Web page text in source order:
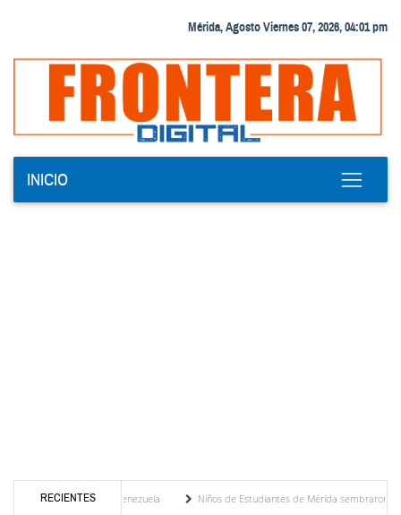
Mérida, Agosto Viernes 07, 2026, 04:01 pm
INICIO
RECIENTES
de Estudiantes de Mérida sembraron 110 árboles en su sede Expertos